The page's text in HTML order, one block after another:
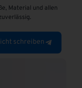
Material und allen
schreiben